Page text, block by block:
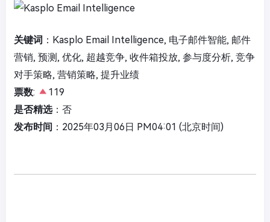
关键词 ：Kasplo Email Intelligence, 电子邮件智能, 邮件
营销, 预测, 优化, 超越竞争, 收件箱投放, 参与度分析, 竞争
对手策略, 营销策略, 提升业绩
票数:
119
是否精选：否
发布时间 ：2025年03月06日 PM04:01 (北京时间)